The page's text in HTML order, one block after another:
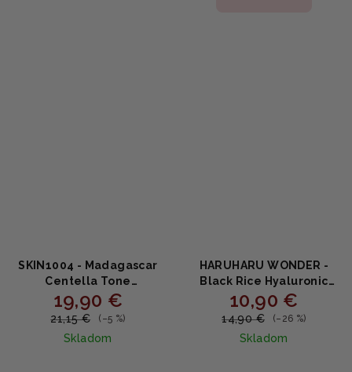
SKIN1004 - Madagascar
Centella Tone
Brightening Boosting
Toner - Rozjasňujúci
toner 210ml
19,90 €
21,15 € (–5 %)
Skladom
HARUHARU WONDER -
Black Rice Hyaluronic
Toner - Toner z čiernej
ryže s kyselinou
hyalurónovou 150ml
10,90 €
14,90 € (–26 %)
Skladom